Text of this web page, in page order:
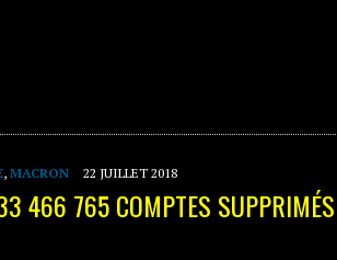
, MACRON 22 JUILLET 2018
466 765 COMPTES SUPPRIMÉS